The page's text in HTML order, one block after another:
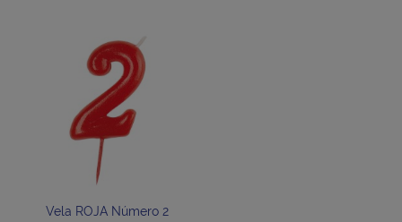
Vela ROJA Número 2